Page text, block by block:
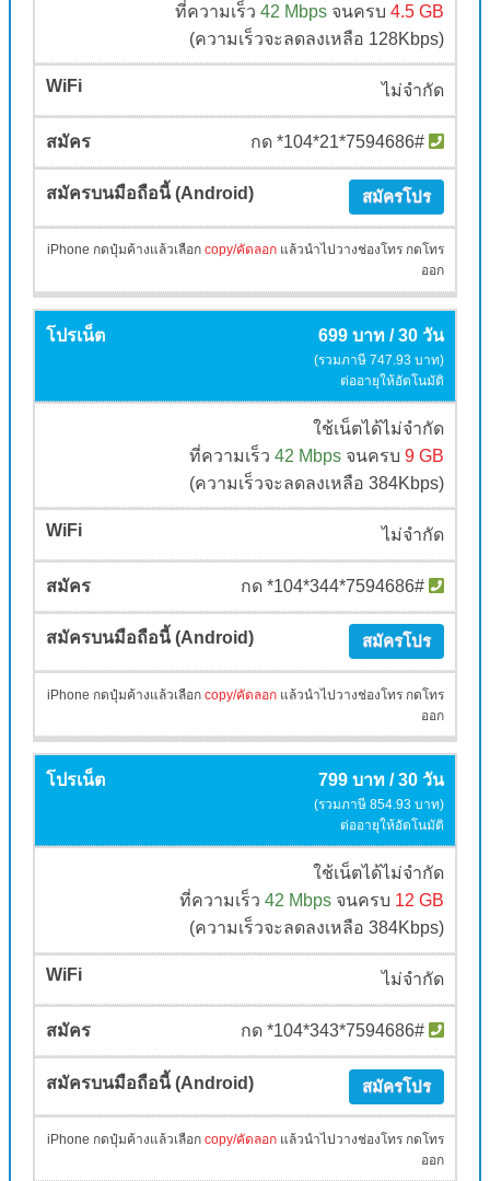
ที่ความเร็ว42 Mbps จนครบ4.5 GB
(ความเร็วจะลดลงเหลือ 128Kbps)
ไม่จำกัด
กด *104*21*7594686#
สมัครโปร
iPhone กดปุ๋มค้างแล้วเลือกcopy/คัดลอก แล้วนำไปวางช่องโทร กดโทร
ออก
699 บาท / 30 วัน
(รวมภาษี 747.93 บาท)
ต่ออายุให้อัตโนมัติ
ใช้เน็ตได้ไม่จำกัด
ที่ความเร็ว42 Mbps จนครบ9 GB
(ความเร็วจะลดลงเหลือ 384Kbps)
ไม่จำกัด
กด *104*344*7594686#
สมัครโปร
iPhone กดปุ๋มค้างแล้วเลือกcopy/คัดลอก แล้วนำไปวางช่องโทร กดโทร
ออก
799 บาท / 30 วัน
(รวมภาษี 854.93 บาท)
ต่ออายุให้อัตโนมัติ
ใช้เน็ตได้ไม่จำกัด
ที่ความเร็ว42 Mbps จนครบ 12 GB
(ความเร็วจะลดลงเหลือ 384Kbps)
ไม่จำกัด
กด *104*343*7594686#
สมัครโปร
iPhone กดปุ๋มค้างแล้วเลือกcopy/คัดลอก แล้วนำไปวางช่องโทร กดโทร
ออก